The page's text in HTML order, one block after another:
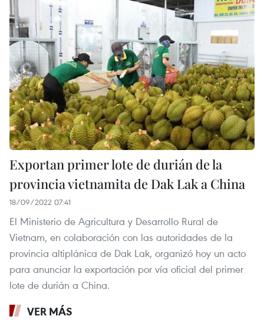
Exportan primer lote de durián de la
provincia vietnamita de Dak Lak a China
18/09/2022 07:41
El Ministerio de Agricultura y Desarrollo Rural de
Vietnam, en colaboración con las autoridades de la
provincia altiplánica de Dak Lak, organizó hoy un acto
para anunciar la exportación por vía oficial del primer
lote de durián a China.
VER MÁS